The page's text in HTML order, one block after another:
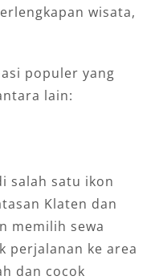
wisata,
populer yang
lain:
salah satu ikon
Klaten dan
memilih sewa
perjalanan ke area
dan cocok